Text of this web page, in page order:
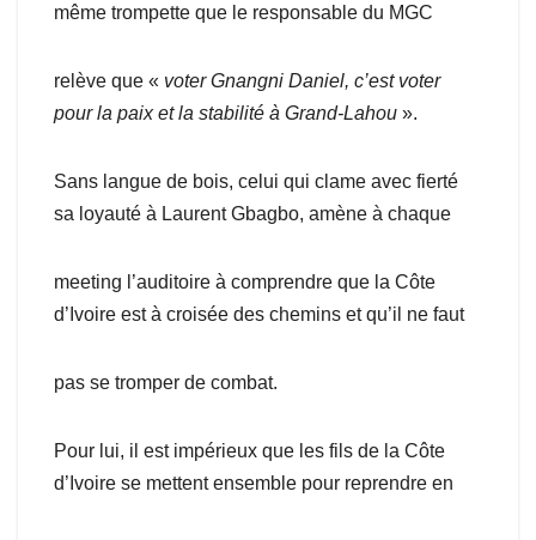
même trompette que le responsable du MGC
relève que « voter Gnangni Daniel, c’est voter
pour la paix et la stabilité à Grand-Lahou ».
Sans langue de bois, celui qui clame avec fierté
sa loyauté à Laurent Gbagbo, amène à chaque
meeting l’auditoire à comprendre que la Côte
d’Ivoire est à croisée des chemins et qu’il ne faut
pas se tromper de combat.
Pour lui, il est impérieux que les fils de la Côte
d’Ivoire se mettent ensemble pour reprendre en